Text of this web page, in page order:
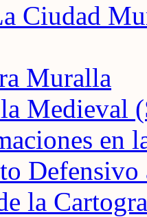
Ciudad
Muralla
Medieval
la